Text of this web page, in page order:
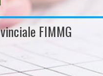
FIMMG